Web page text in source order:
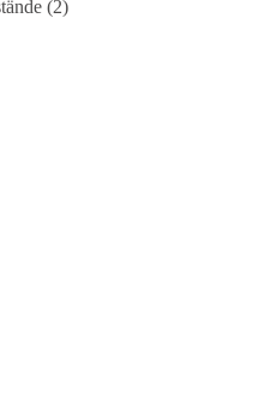
ins Ausland,
für alle Kriegsopfer
bzw. zu
Charta
dieBasis AG Frieden)
Wahl)
(2)